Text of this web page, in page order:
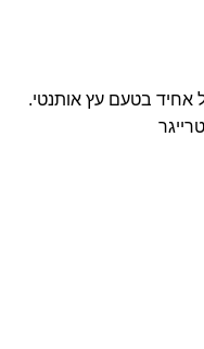
אחיד בטעם עץ אותנטי.